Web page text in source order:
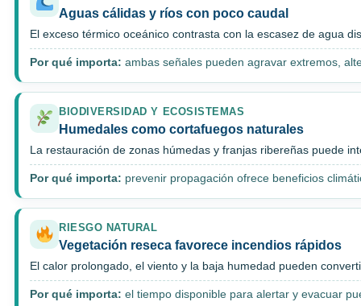
Aguas cálidas y ríos con poco caudal
El exceso térmico oceánico contrasta con la escasez de agua
Por qué importa: ambas señales pueden agravar extremos,
BIODIVERSIDAD Y ECOSISTEMAS
Humedales como cortafuegos naturales
La restauración de zonas húmedas y franjas ribereñas puede
Por qué importa: prevenir propagación ofrece beneficios
RIESGO NATURAL
Vegetación reseca favorece incendios rápidos
El calor prolongado, el viento y la baja humedad pueden
Por qué importa: el tiempo disponible para alertar y evacuar